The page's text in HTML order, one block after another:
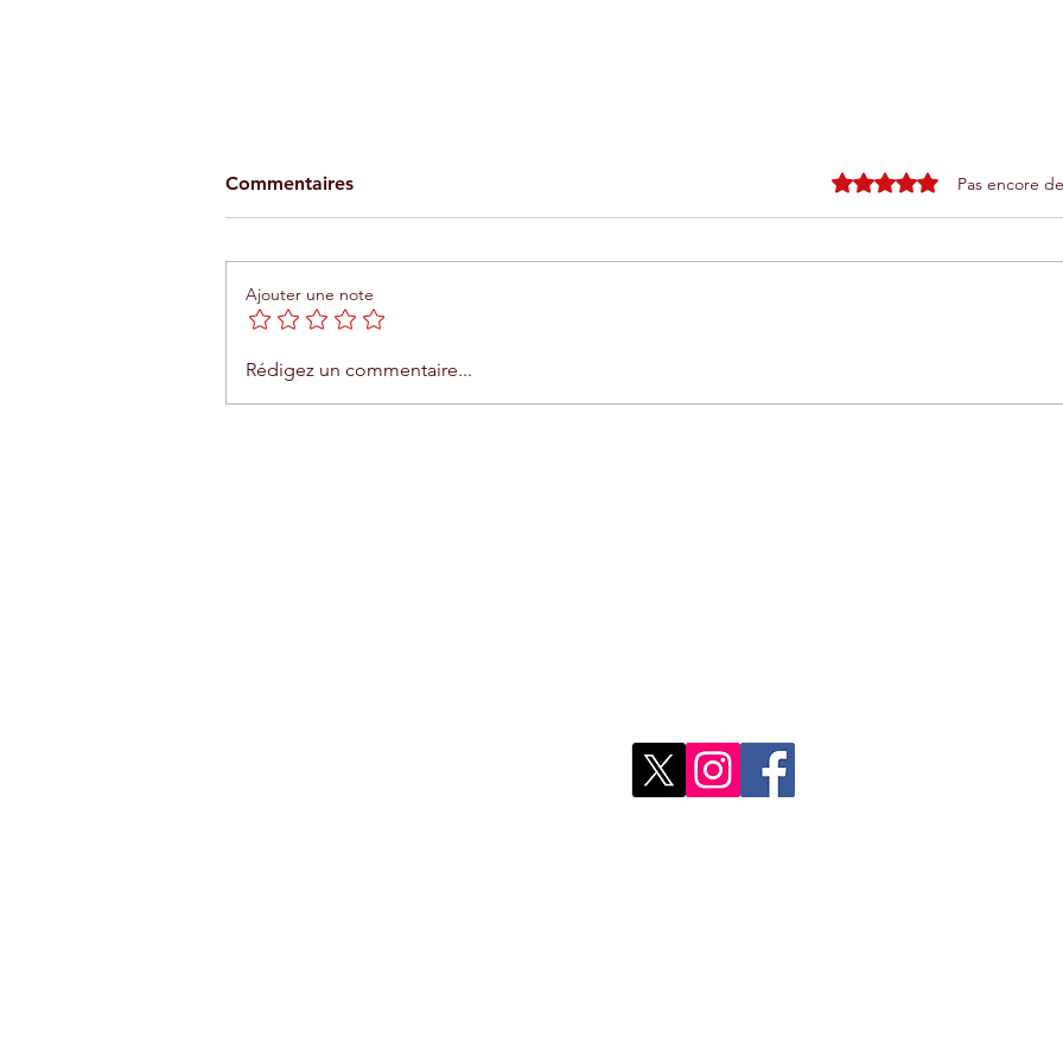
Téléphérique d'Agadir : une
expérience unique entre mer
Domaine Limoune : le Safari
Commentaires Noté 0 étoile sur 5.
Pas encore
Ajouter une note
Rédigez un commentaire...